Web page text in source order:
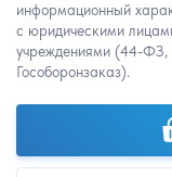
информационный
с юридическими
учреждениями (44-
Гособоронзаказ).